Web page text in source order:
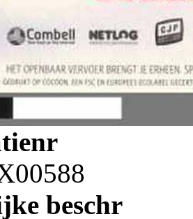
beschr